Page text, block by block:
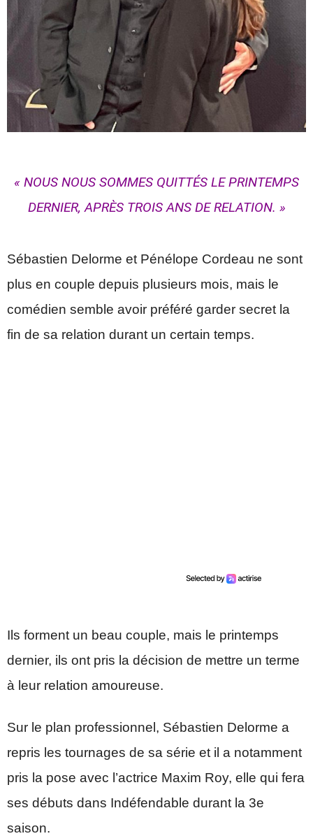
« NOUS NOUS SOMMES QUITTÉS LE PRINTEMPS
DERNIER, APRÈS TROIS ANS DE RELATION. »
Sébastien Delorme et Pénélope Cordeau ne sont
plus en couple depuis plusieurs mois, mais le
comédien semble avoir préféré garder secret la
fin de sa relation durant un certain temps.
Ils forment un beau couple, mais le printemps
dernier, ils ont pris la décision de mettre un terme
à leur relation amoureuse.
Sur le plan professionnel, Sébastien Delorme a
repris les tournages de sa série et il a notamment
pris la pose avec l’actrice Maxim Roy, elle qui fera
ses débuts dans Indéfendable durant la 3e
saison.